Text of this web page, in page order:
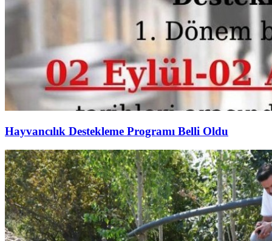
Hayvancılık Destekleme Programı Belli Oldu